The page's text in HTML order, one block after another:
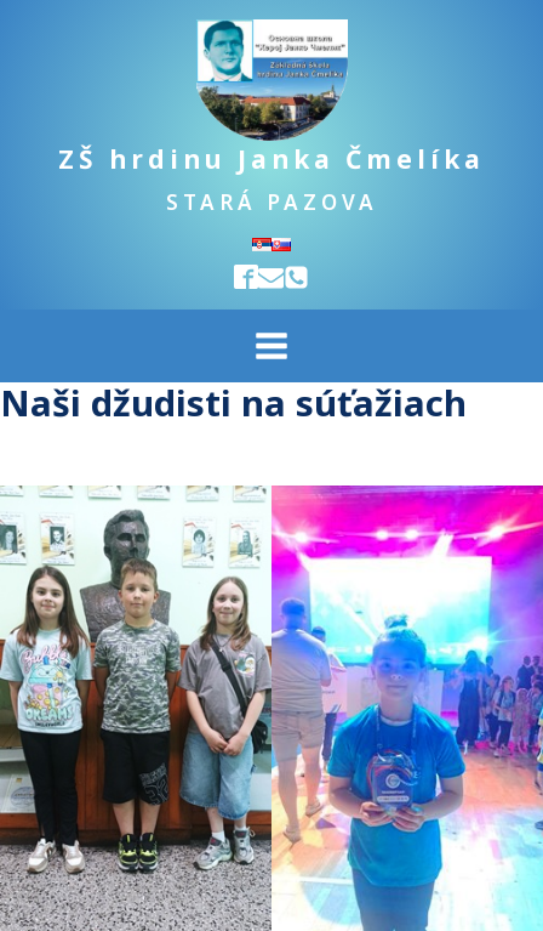
ZŠ hrdinu Janka Čmelíka
STARÁ PAZOVA
Naši džudisti na súťažiach